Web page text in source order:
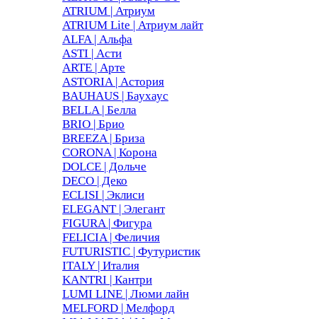
ATRIUM | Атриум
ATRIUM Lite | Атриум лайт
ALFA | Альфа
ASTI | Асти
ARTE | Арте
ASTORIA | Астория
BAUHAUS | Баухаус
BELLA | Белла
BRIO | Брио
BREEZA | Бриза
CORONA | Корона
DOLCE | Дольче
DECO | Деко
ECLISI | Эклиси
ELEGANT | Элегант
FIGURA | Фигура
FELICIA | Феличия
FUTURISTIC | Футуристик
ITALY | Италия
KANTRI | Кантри
LUMI LINE | Люми лайн
MELFORD | Мелфорд